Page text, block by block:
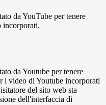
da YouTube per tenere
incorporati.
da Youtube per tenere
i video di Youtube incorporati
del sito web sta
dell'interfaccia di